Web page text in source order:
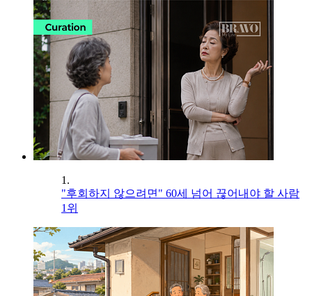
1.
"후회하지 않으려면" 60세 넘어 끊어내야 할 사람
1위